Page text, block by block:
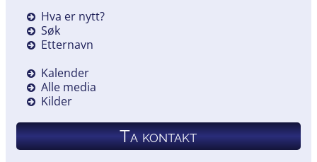
Hva er nytt?
Søk
Etternavn
Kalender
Alle media
Kilder
Ta kontakt